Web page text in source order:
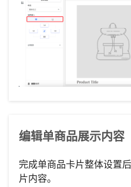
编辑单商品展示内容
完成单商品卡片整体设置
片内容。